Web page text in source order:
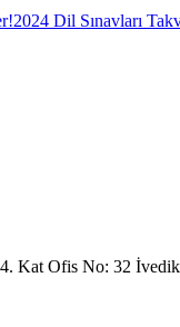
2024 Dil Sınavları
4. Kat Ofis No: 32